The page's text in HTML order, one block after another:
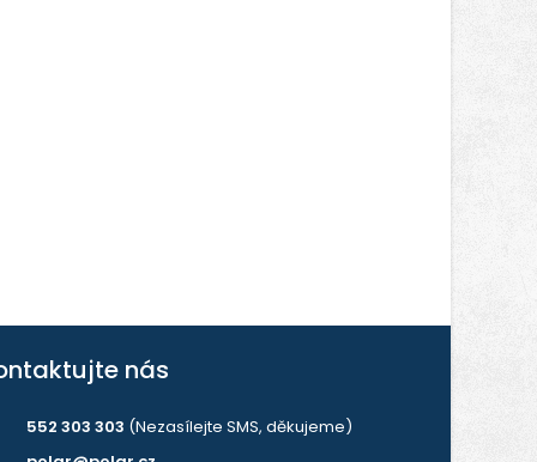
nás
552 303 303 (Nezasílejte SMS, děkujeme)